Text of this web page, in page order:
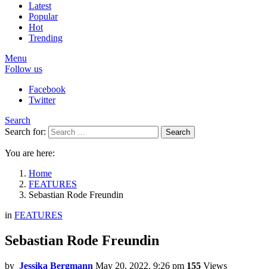
Latest
Popular
Hot
Trending
Menu
Follow us
Facebook
Twitter
Search
Search for:
Search
You are here:
Home
FEATURES
Sebastian Rode Freundin
in FEATURES
Sebastian Rode Freundin
by Jessika Bergmann May 20, 2022, 9:26 pm 155 Views